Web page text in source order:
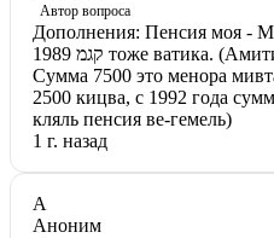
Автор вопроса
Дополнения: Пенсия моя -
קגמ 1989 тоже ватика. (Амитим кранот пенсия ватикот).
Сумма 7500 это менора
2500 кицва, с 1992 года
кляль пенсия ве-гемель)
1 г. назад
А
Аноним